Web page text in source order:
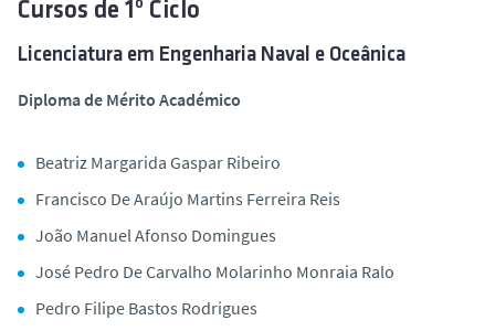
Cursos de 1º Ciclo
Licenciatura em Engenharia Naval e Oceânica
Diploma de Mérito Académico
Beatriz Margarida Gaspar Ribeiro
Francisco De Araújo Martins Ferreira Reis
João Manuel Afonso Domingues
José Pedro De Carvalho Molarinho Monraia Ralo
Pedro Filipe Bastos Rodrigues